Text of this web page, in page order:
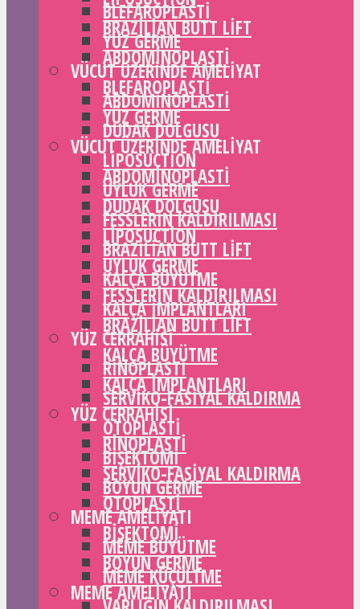
BLEFAROPLASTI
YÜZ GERME
VÜCUT ÜZERINDE AMELIYAT
ABDOMINOPLASTI
DUDAK DOLGUSU
LIPOSUCTION
UYLUK GERME
FESSLERIN KALDIRILMASI
BRAZILIAN BUTT LIFT
KALÇA BÜYÜTME
KALÇA IMPLANTLARI
YÜZ CERRAHISI
RINOPLASTI
SERVIKO-FASIYAL KALDIRMA
OTOPLASTI
BIŞEKTOMI
BOYUN GERME
MEME AMELIYATI
MEME BÜYÜTME
MEME KÜÇÜLTME
BRAZILIAN BUTT LIFT
ABDOMINOPLASTI
BLEFAROPLASTI
YÜZ GERME
VÜCUT ÜZERINDE AMELIYAT
ABDOMINOPLASTI
DUDAK DOLGUSU
LIPOSUCTION
UYLUK GERME
FESSLERIN KALDIRILMASI
BRAZILIAN BUTT LIFT
KALÇA BÜYÜTME
KALÇA IMPLANTLARI
YÜZ CERRAHISI
RINOPLASTI
SERVIKO-FASIYAL KALDIRMA
OTOPLASTI
BIŞEKTOMI
BOYUN GERME
MEME AMELIYATI